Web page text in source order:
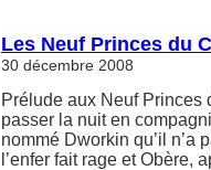
Les Neuf Princes du
30 décembre 2008
Prélude aux Neuf Princes
passer la nuit en
nommé Dworkin qu’il n’a
l’enfer fait rage et